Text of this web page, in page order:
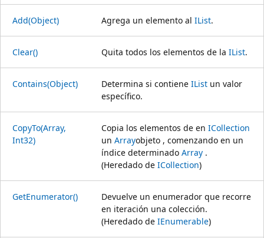
Add(Object) Agrega un elemento al IList.
Clear() Quita todos los elementos de la IList.
Contains(Object) Determina si contiene IList un valor
específico.
CopyTo(Array,
Int32)
Copia los elementos de en ICollection
un Arrayobjeto , comenzando en un
índice determinado Array .
(Heredado de ICollection)
GetEnumerator()
Devuelve un enumerador que recorre
en iteración una colección.
(Heredado de IEnumerable)